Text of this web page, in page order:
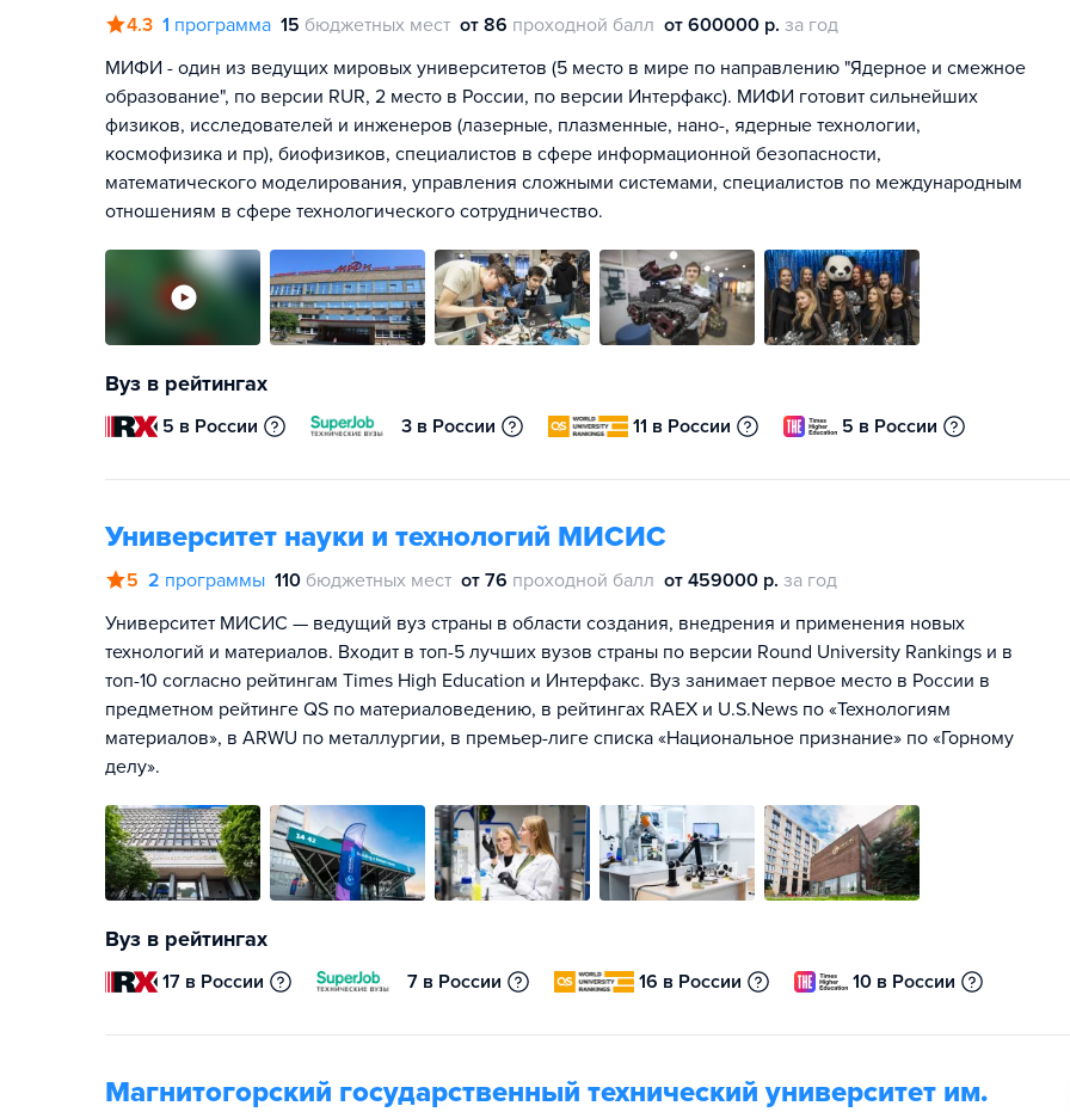
4.3 1 программа 15 бюджетных мест от 86 проходной балл от 600000 р. за год
МИФИ - один из ведущих мировых университетов (5 место в мире по направлению "Ядерное и смежное
образование", по версии RUR, 2 место в России, по версии Интерфакс). МИФИ готовит сильнейших
физиков, исследователей и инженеров (лазерные, плазменные, нано-, ядерные технологии,
космофизика и пр), биофизиков, специалистов в сфере информационной безопасности,
математического моделирования, управления сложными системами, специалистов по международным
отношениям в сфере технологического сотрудничество.
Вуз в рейтингах
5 в России 3 в России 11 в России 5 в России
Университет науки и технологий МИСИС
5 2 программы 110 бюджетных мест от 76 проходной балл от 459000 р. за год
Университет МИСИС — ведущий вуз страны в области создания, внедрения и применения новых
технологий и материалов. Входит в топ-5 лучших вузов страны по версии Round University Rankings и в
топ-10 согласно рейтингам Times High Education и Интерфакс. Вуз занимает первое место в России в
предметном рейтинге QS по материаловедению, в рейтингах RAEX и U.S.News по «Технологиям
материалов», в ARWU по металлургии, в премьер-лиге списка «Национальное признание» по «Горному
делу».
Вуз в рейтингах
17 в России 7 в России 16 в России 10 в России
Магнитогорский государственный технический университет им.